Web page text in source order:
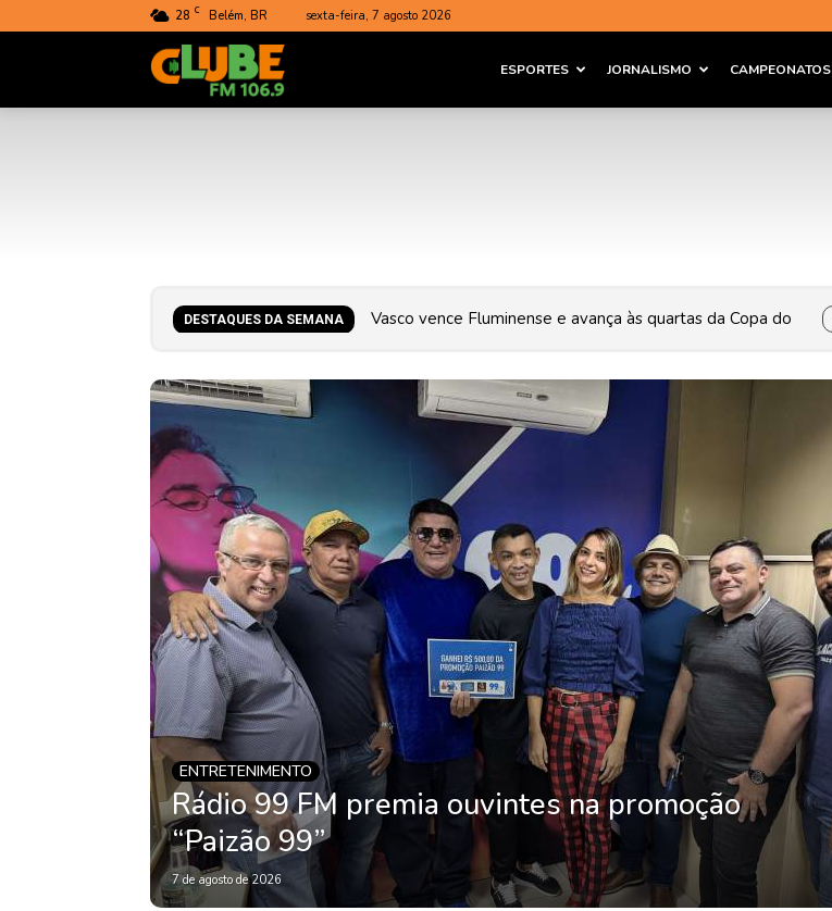
28 C Belém, BR sexta-feira, 7 agosto 2026
ESPORTES JORNALISMO CAMPEONATOS
DESTAQUES DA SEMANA
Atlético-MG avança na Copa do Brasil com gol nos
ENTRETENIMENTO
Rádio 99 FM premia ouvintes na promoção
“Paizão 99”
7 de agosto de 2026